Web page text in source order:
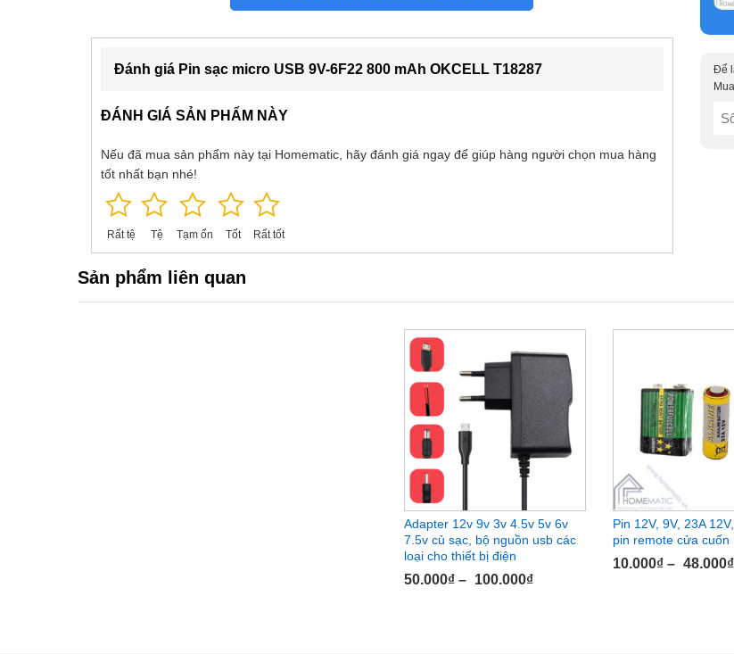
Đánh giá Pin sạc micro USB 9V-6F22 800 mAh OKCELL T18287
ĐÁNH GIÁ SẢN PHẨM NÀY
Nếu đã mua sản phẩm này tại Homematic, hãy đánh giá ngay để giúp hàng người chọn mua hàng
tốt nhất bạn nhé!
Rất tệ Tệ Tạm ổn Tốt Rất tốt
Để
Sản phẩm liên quan
Adapter 12v 9v 3v 4.5v 5v 6v
7.5v củ sạc, bộ nguồn usb các
loại cho thiết bị điện
50.000₫ – 100.000₫
Pin 12V, 9V, 23A
pin remote cửa cuốn
10.000₫ – 48.000₫